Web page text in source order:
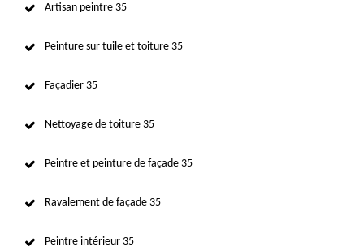
Artisan peintre 35
Peinture sur tuile et toiture 35
Façadier 35
Nettoyage de toiture 35
Peintre et peinture de façade 35
Ravalement de façade 35
Peintre intérieur 35